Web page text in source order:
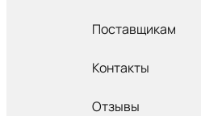
Поставщикам
Контакты
Отзывы